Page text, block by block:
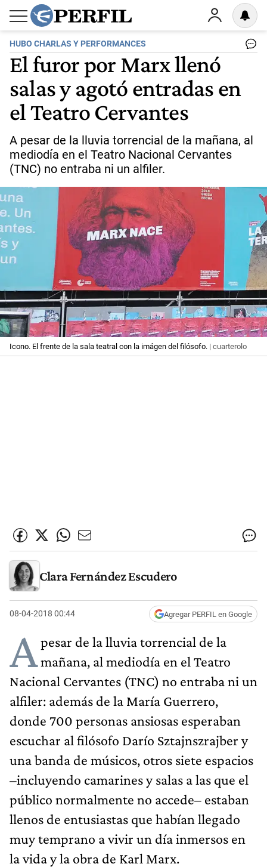
HUBO CHARLAS Y PERFORMANCES
El furor por Marx llenó
salas y agotó entradas en
el Teatro Cervantes
A pesar de la lluvia torrencial de la mañana, al
mediodía en el Teatro Nacional Cervantes
(TNC) no entraba ni un alfiler.
Icono. El frente de la sala teatral con la imágen del filósofo. | cuarterolo
Clara Fernández Escudero
08-04-2018 00:44 Agregar PERFIL en Google
Apesar de la lluvia torrencial de la
mañana, al mediodía en el Teatro
Nacional Cervantes (TNC) no entraba ni un
alfiler: además de la María Guerrero,
donde 700 personas ansiosas esperaban
escuchar al filósofo Darío Sztajnszrajber y
una banda de músicos, otros siete espacios
–incluyendo camarines y salas a las que el
público normalmente no accede– estaban
llenos de entusiastas que habían llegado
muy temprano a vivir un día inmersos en
la vida y la obra de Karl Marx.